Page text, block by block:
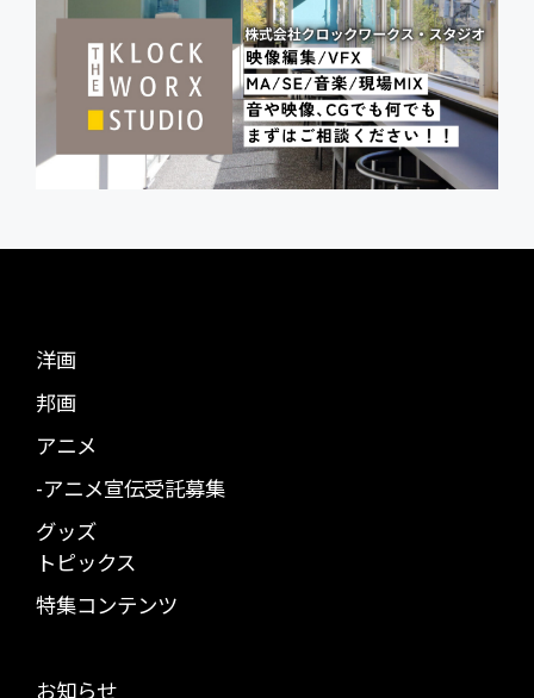
洋画
邦画
アニメ
-アニメ宣伝受託募集
グッズ
トピックス
特集コンテンツ
お知らせ